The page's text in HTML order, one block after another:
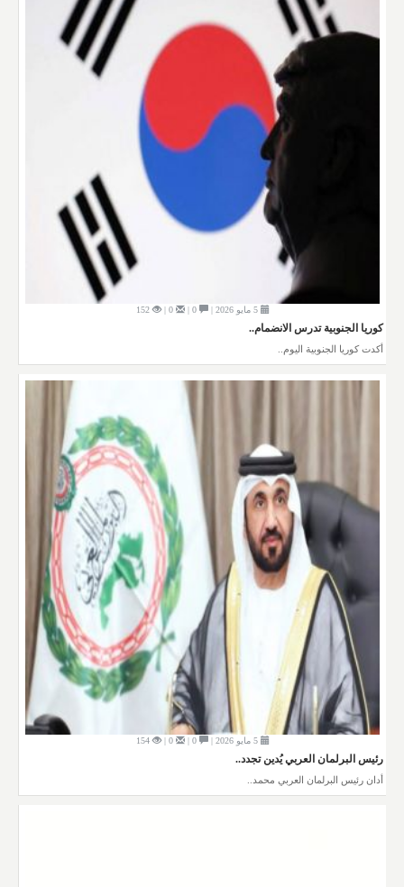
5 مايو 2026 | 0 |
0 |
152
كوريا الجنوبية تدرس الانضمام..
أكدت كوريا الجنوبية اليوم..
5 مايو 2026 | 0 |
0 |
154
رئيس البرلمان العربي يُدين تجدد..
أدان رئيس البرلمان العربي محمد..